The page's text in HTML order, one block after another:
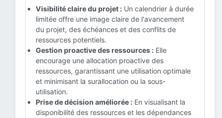
Visibilité claire du projet : Un calendrier à durée
limitée offre une image claire de l'avancement
du projet, des échéances et des conflits de
ressources potentiels.
Gestion proactive des ressources : Elle
encourage une allocation proactive des
ressources, garantissant une utilisation optimale
et minimisant la surallocation ou la sous-
utilisation.
Prise de décision améliorée : En visualisant la
disponibilité des ressources et les dépendances